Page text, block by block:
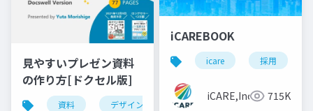
見やすいプレゼン資料
の作り方[ドクセル版]
資料 デザイン 資料作成 powerpoint
iCAREBOOK
icare 採用
iCARE,Inc 715K